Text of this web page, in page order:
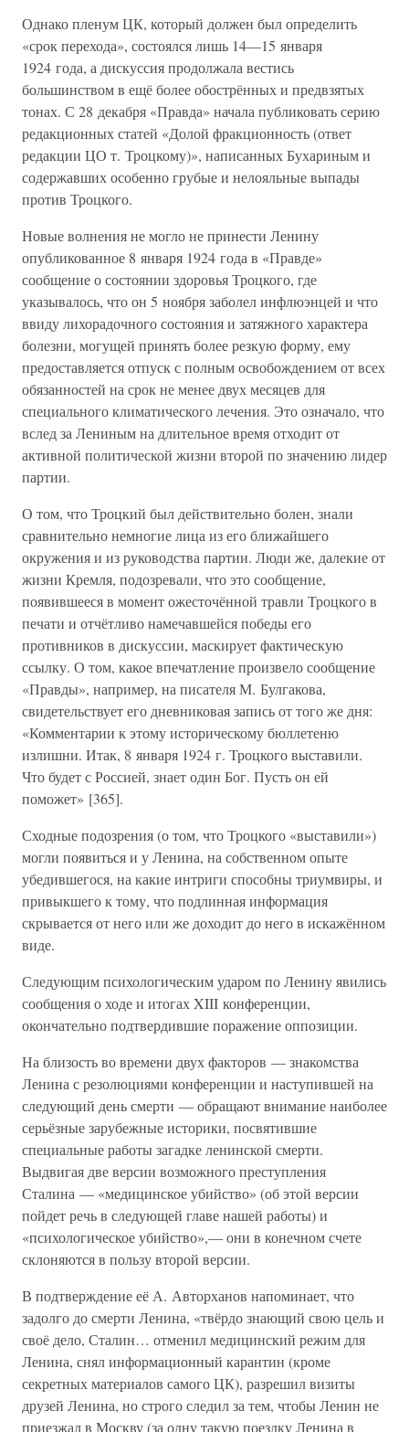
Однако пленум ЦК, который должен был определить
«срок перехода», состоялся лишь 14—15 января
1924 года, а дискуссия продолжала вестись
большинством в ещё более обострённых и предвзятых
тонах. С 28 декабря «Правда» начала публиковать серию
редакционных статей «Долой фракционность (ответ
редакции ЦО т. Троцкому)», написанных Бухариным и
содержавших особенно грубые и нелояльные выпады
против Троцкого.
Новые волнения не могло не принести Ленину
опубликованное 8 января 1924 года в «Правде»
сообщение о состоянии здоровья Троцкого, где
указывалось, что он 5 ноября заболел инфлюэнцей и что
ввиду лихорадочного состояния и затяжного характера
болезни, могущей принять более резкую форму, ему
предоставляется отпуск с полным освобождением от всех
обязанностей на срок не менее двух месяцев для
специального климатического лечения. Это означало, что
вслед за Лениным на длительное время отходит от
активной политической жизни второй по значению лидер
партии.
О том, что Троцкий был действительно болен, знали
сравнительно немногие лица из его ближайшего
окружения и из руководства партии. Люди же, далекие от
жизни Кремля, подозревали, что это сообщение,
появившееся в момент ожесточённой травли Троцкого в
печати и отчётливо намечавшейся победы его
противников в дискуссии, маскирует фактическую
ссылку. О том, какое впечатление произвело сообщение
«Правды», например, на писателя М. Булгакова,
свидетельствует его дневниковая запись от того же дня:
«Комментарии к этому историческому бюллетеню
излишни. Итак, 8 января 1924 г. Троцкого выставили.
Что будет с Россией, знает один Бог. Пусть он ей
поможет» [365].
Сходные подозрения (о том, что Троцкого «выставили»)
могли появиться и у Ленина, на собственном опыте
убедившегося, на какие интриги способны триумвиры, и
привыкшего к тому, что подлинная информация
скрывается от него или же доходит до него в искажённом
виде.
Следующим психологическим ударом по Ленину явились
сообщения о ходе и итогах XIII конференции,
окончательно подтвердившие поражение оппозиции.
На близость во времени двух факторов — знакомства
Ленина с резолюциями конференции и наступившей на
следующий день смерти — обращают внимание наиболее
серьёзные зарубежные историки, посвятившие
специальные работы загадке ленинской смерти.
Выдвигая две версии возможного преступления
Сталина — «медицинское убийство» (об этой версии
пойдет речь в следующей главе нашей работы) и
«психологическое убийство»,— они в конечном счете
склоняются в пользу второй версии.
В подтверждение её А. Авторханов напоминает, что
задолго до смерти Ленина, «твёрдо знающий свою цель и
своё дело, Сталин… отменил медицинский режим для
Ленина, снял информационный карантин (кроме
секретных материалов самого ЦК), разрешил визиты
друзей Ленина, но строго следил за тем, чтобы Ленин не
приезжал в Москву (за одну такую поездку Ленина в